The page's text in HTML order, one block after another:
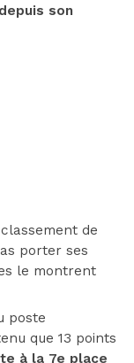
son
de
porter ses
le montrent
poste
que 13 points
à la 7e place